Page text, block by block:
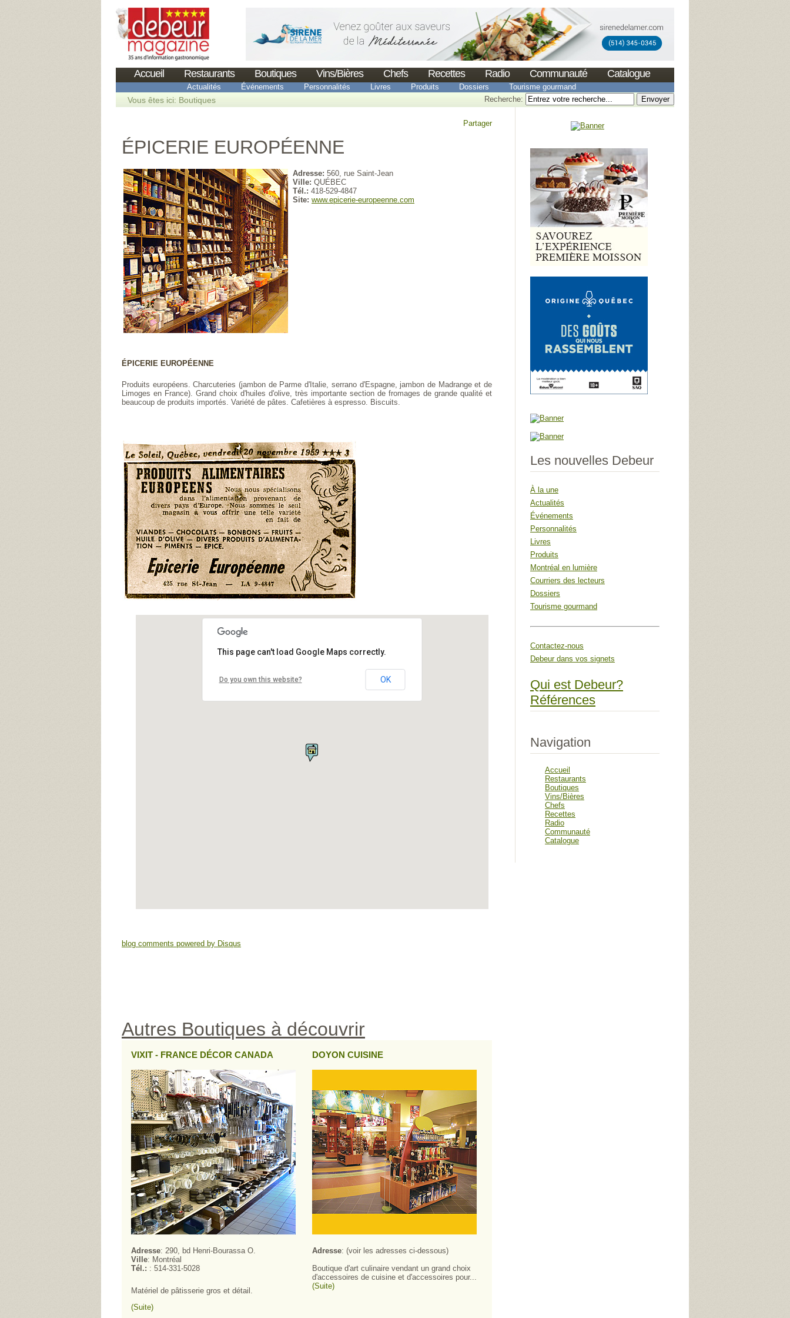
Accueil Restaurants Boutiques Vins/Bières Chefs Recettes Radio Communauté Catalogue
Actualités Événements Personnalités Livres Produits Dossiers Tourisme gourmand
Vous êtes ici: Boutiques Recherche:
Partager
ÉPICERIE EUROPÉENNE
Adresse: 560, rue Saint-Jean
Ville: QUÉBEC
Tél.: 418-529-4847
Site: www.epicerie-europeenne.com
ÉPICERIE EUROPÉENNE
Produits européens. Charcuteries (jambon de Parme d'Italie, serrano d'Espagne, jambon de Madrange et de
Limoges en France). Grand choix d'huiles d'olive, très importante section de fromages de grande qualité et
beaucoup de produits importés. Variété de pâtes. Cafetières à espresso. Biscuits.
This page can't load Google Maps correctly.
Do you own this website? OK
blog comments powered by Disqus
Autres Boutiques à découvrir
VIXIT - FRANCE DÉCOR CANADA DOYON CUISINE
Adresse: 290, bd Henri-Bourassa O.
Ville: Montréal
Tél.: : 514-331-5028
Matériel de pâtisserie gros et détail.
(Suite)
Adresse: (voir les adresses ci-dessous)
Boutique d'art culinaire vendant un grand choix
d'accessoires de cuisine et d'accessoires pour...
(Suite)
Les nouvelles Debeur
À la une
Actualités
Événements
Personnalités
Livres
Produits
Montréal en lumière
Courriers des lecteurs
Dossiers
Tourisme gourmand
Contactez-nous
Debeur dans vos signets
Qui est Debeur?
Références
Navigation
Accueil
Restaurants
Boutiques
Vins/Bières
Chefs
Recettes
Radio
Communauté
Catalogue